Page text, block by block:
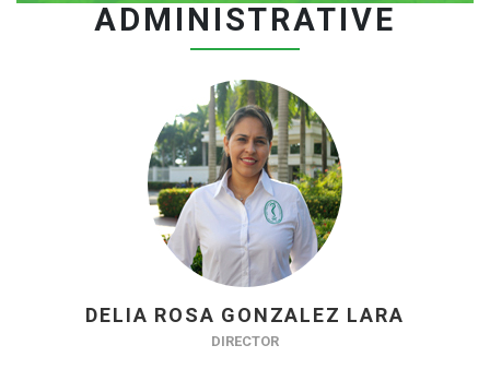
ADMINISTRATIVE
DELIA ROSA GONZALEZ LARA
DIRECTOR